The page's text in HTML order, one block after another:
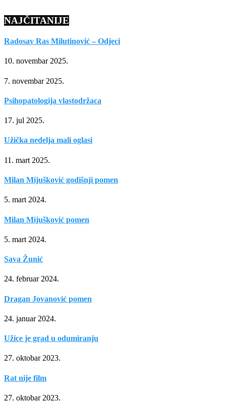
NAJČITANIJE
Radosav Ras Milutinović – Odjeci
10. novembar 2025.
7. novembar 2025.
Psihopatologija vlastodržaca
17. jul 2025.
Užička nedelja mali oglasi
11. mart 2025.
Milan Mijušković godišnji pomen
5. mart 2024.
Milan Mijušković pomen
5. mart 2024.
Sava Žunić
24. februar 2024.
Dragan Jovanović pomen
24. januar 2024.
Užice je grad u odumiranju
27. oktobar 2023.
Rat nije film
27. oktobar 2023.